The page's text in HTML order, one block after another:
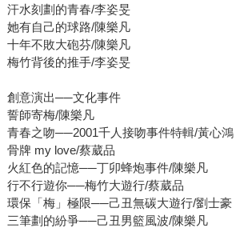
汗水刻劃的青春/李姿旻
她有自己的球路/陳樂凡
十年不敗大砲芬/陳樂凡
梅竹背後的推手/李姿旻
創意演出──文化事件
誓師寄梅/陳樂凡
青春之吻──2001千人接吻事件特輯/黃心鴻
骨牌 my love/蔡葳品
火紅色的記憶──丁卯蜂炮事件/陳樂凡
行不行遊你──梅竹大遊行/蔡葳品
環保「梅」極限──己丑無碳大遊行/劉士豪
三筆劃的紛爭──己丑男籃風波/陳樂凡